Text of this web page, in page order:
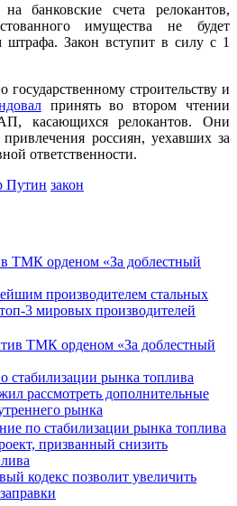
на банковские счета релокантов,
имущества не будет
штрафа. Закон вступит в силу с 1
строительству и
принять во втором чтении
касающихся релокантов. Они
россиян, уехавших за
ответственности.
Путин закон
ТМК орденом «За доблестный
производителем стальных
3 мировых производителей
стабилизации рынка топлива
рассмотреть дополнительные
рынка
призванный снизить
кодекс позволит увеличить